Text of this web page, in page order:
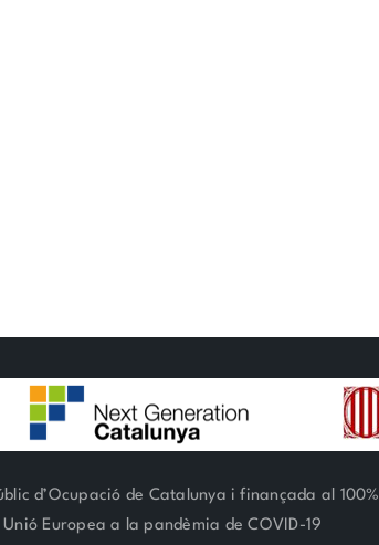
d’Ocupació de Catalunya i finançada al 100%
Europea a la pandèmia de COVID-19